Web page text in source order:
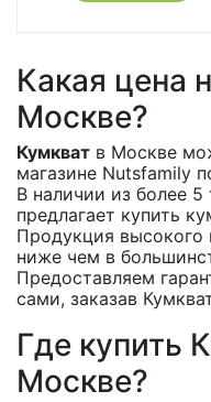
Какая цена
Москве?
Кумкват в Москве
магазине Nutsfamily
В наличии из более
предлагает купить
Продукция высокого
ниже чем в
Предоставляем
сами, заказав
Где купить
Москве?